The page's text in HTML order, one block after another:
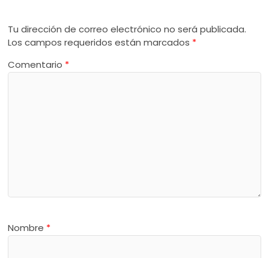
Tu dirección de correo electrónico no será publicada.
Los campos requeridos están marcados *
Comentario *
Nombre *